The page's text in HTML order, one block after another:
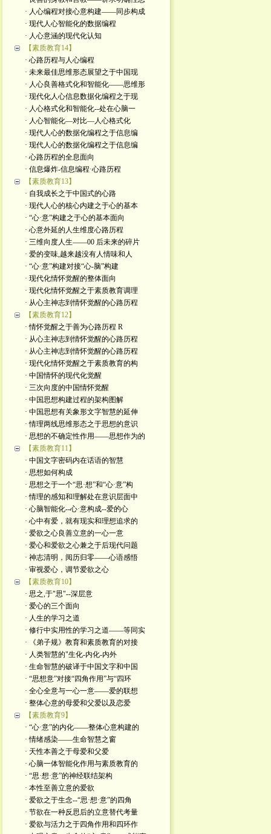
· 人心编程对接心意构建——同步构成
· 现代人心智能化的数据编程
· 人心意涵的现代化认知
【素质教育14】
· 心路历程与人心编程
· 未来最佳思维形态展望之于中国现
· 人心良善格式化和智能化——思维形
· 现代化人心信息数据化编程之于现
· 人心格式化和智能化--处在心脑一
· 人心智能化—对比—人心格式化
· 现代人心的数据化编程之于信息编
· 现代人心的数据化编程之于信息编
· 心路历程的全息面向
· 信息爆炸-信息编程·心路历程
【素质教育13】
· 自我成长之于中国式的心路
· 现代人心的核心内建之于心的基本
· “心·意”构建之于心的基本面向
· 心意外延的人生维度心路历程
· 三维向度人生——00 后未来的碎片
· 爱的变味,越来越没有人情味和人
· “心·意”构建对接“心-脑”构建
· 现代化情怀觉醒的整体面向
· 现代化情怀觉醒之于素质教育调理
· 从心主神志到情怀觉醒的心路历程
【素质教育12】
· 情怀觉醒之于善为心路历程 R
· 从心主神志到情怀觉醒的心路历程
· 从心主神志到情怀觉醒的心路历程
· 现代化情怀觉醒之于素质教育的构
· 中国情怀的现代化觉醒
· 三次向度的中国情怀觉醒
· 中国思想构建过程的架构图解
· 中国思想有关象形文字智慧的延伸
· 情理两线思维形态之于思想的意识
· 思想的不确定性作用——思想作为的
【素质教育11】
· 中国文字密码内在话语的智慧
· 思想如何构成
· 思想之于一个“思·想”和“心·意”构
· 情理的感知和理解处在意识层面中
· 心脑智能化--心·意构成--爱的心
· 心中有爱，就有现实和理想追求的
· 爱欲之心良善立意的一心一意
· 爱心和爱欲之心兼之于后现代问题
· 神志清明，阅历归零——心语感悟
· 审视爱心，调节爱欲之心
【素质教育10】
· 思之,于"思"--深层意
· 爱心的三个面向
· 人生的学习之道
· 修行中实用性的学习之道——等同实
· 《弟子规》教育和素质教育的对接
· 人类智慧的"生化-内化-内外
· 生命智慧的破译于中国文字和中国
· “思想意”对接“四角作用”与“四环
· 全心全意与一心一意——爱的联想
· 整体心意的母爱和父爱以及恋爱
【素质教育9】
· “心·意”的内化——整体心意构建的
· 情绪感染——生命智慧之窗
· 天性本善之于母爱和父爱
· 心脑一体智能化作用与素质教育的
· “思·想·意”的神经联结架构
· 本性至善立意的爱欲
· 爱欲之于生念--“思·想·意”的四角
· 节欲在一种反思后的立意替代考量
· 爱欲与活力之于四角作用和四环作